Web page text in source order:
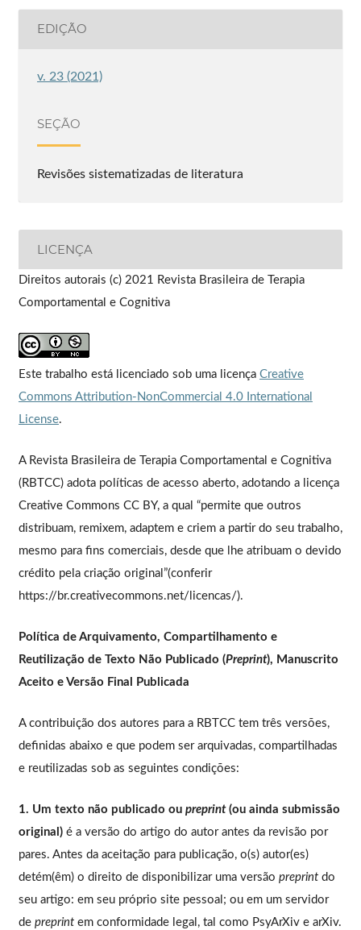
EDIÇÃO
v. 23 (2021)
SEÇÃO
Revisões sistematizadas de literatura
LICENÇA
Direitos autorais (c) 2021 Revista Brasileira de Terapia
Comportamental e Cognitiva
Este trabalho está licenciado sob uma licença Creative
Commons Attribution-NonCommercial 4.0 International
License.
A Revista Brasileira de Terapia Comportamental e Cognitiva
(RBTCC) adota políticas de acesso aberto, adotando a licença
Creative Commons CC BY, a qual “permite que outros
distribuam, remixem, adaptem e criem a partir do seu trabalho,
mesmo para fins comerciais, desde que lhe atribuam o devido
crédito pela criação original”(conferir
https://br.creativecommons.net/licencas/).
Política de Arquivamento, Compartilhamento e
Reutilização de Texto Não Publicado (Preprint), Manuscrito
Aceito e Versão Final Publicada
A contribuição dos autores para a RBTCC tem três versões,
definidas abaixo e que podem ser arquivadas, compartilhadas
e reutilizadas sob as seguintes condições:
1. Um texto não publicado ou preprint(ou ainda submissão
original)é a versão do artigo do autor antes da revisão por
pares. Antes da aceitação para publicação, o(s) autor(es)
detém(êm) o direito de disponibilizar uma versão preprintdo
seu artigo: em seu próprio site pessoal; ou em um servidor
de preprintem conformidade legal, tal como PsyArXiv e arXiv.